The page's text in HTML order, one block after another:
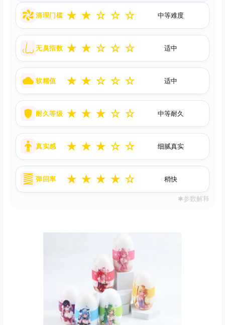
清理门槛 ★ ★ ☆ ☆ ☆ 中等难度
无臭指数 ★ ★ ☆ ☆ ☆ 适中
软糯值 ★ ★ ☆ ☆ ☆ 适中
耐久等级 ★ ★ ★ ☆ ☆ 中等耐久
真实感 ★ ★ ★ ☆ ☆ 细腻真实
弹回率 ★ ★ ★ ★ ☆ 稍快
✱参数解释